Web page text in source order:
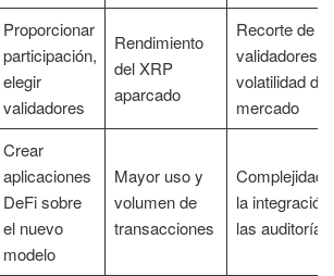
Proporcionar
participación,
elegir
validadores
Rendimiento
del XRP
aparcado
Recorte de
validadores,
volatilidad del
mercado
Crear
aplicaciones
DeFi sobre
el nuevo
modelo
Mayor uso y
volumen de
transacciones
Complejidad
la integración
las auditorías